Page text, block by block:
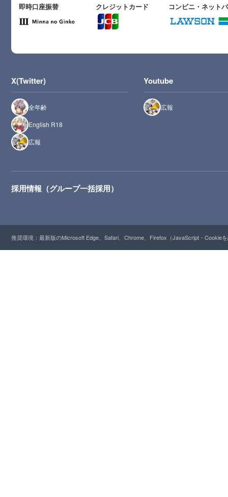
即時口座振替 クレジットカード コンビニ・ネット
X(Twitter)
全年齢
English R18
広報
Youtube
広報
採用情報（グループ一括採用）
推奨環境：最新版のMicrosoft Edge、Safari、Chrome、Firefox（JavaScript・Cookie